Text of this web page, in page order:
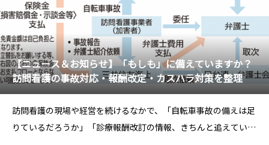
【ニュース＆お知らせ】「もしも」に備えていますか？
訪問看護の事故対応・報酬改定・カスハラ対策を整理
訪問看護の現場や経営を続けるなかで、「自転車事故の備えは足
りているだろうか」「診療報酬改訂の情報、きちんと追えている